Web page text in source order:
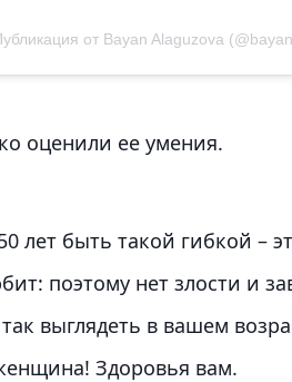
от Bayan Alaguzova
оценили ее умения.
лет быть такой гибкой –
поэтому нет злости и
выглядеть в вашем
Здоровья вам.